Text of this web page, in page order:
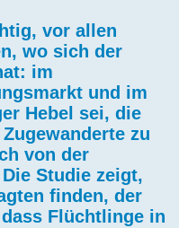
vor allen
wo sich der
im
und im
Hebel sei, die
zu
von der
Studie zeigt,
finden, der
Flüchtlinge in